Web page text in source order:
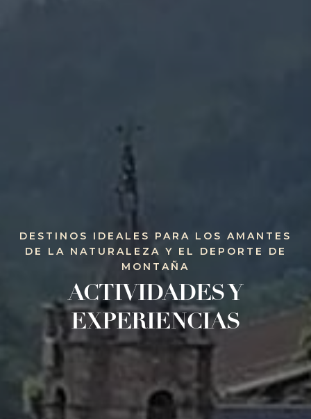
DESTINOS IDEALES PARA LOS AMANTES
DE LA NATURALEZA Y EL DEPORTE DE
MONTAÑA
ACTIVIDADES Y
EXPERIENCIAS